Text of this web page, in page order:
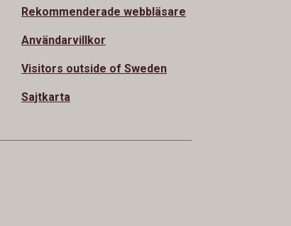
Rekommenderade webbläsare
Användarvillkor
Visitors outside of Sweden
Sajtkarta